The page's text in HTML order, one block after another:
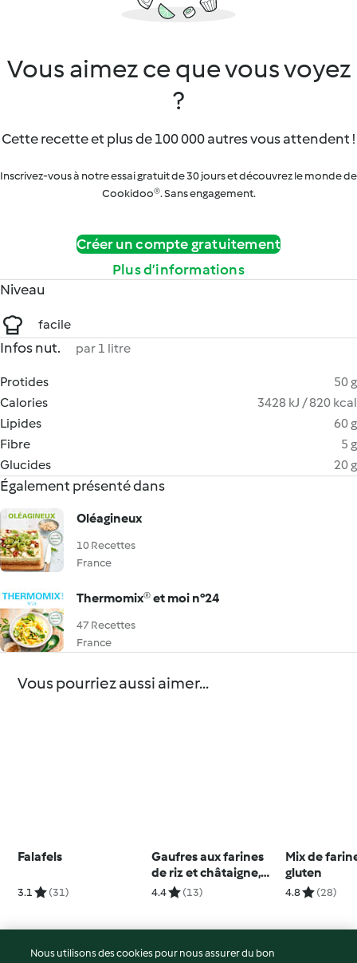
Vous aimez ce que vous voyez
?
Cette recette et plus de 100 000 autres vous attendent !
Inscrivez-vous à notre essai gratuit de 30 jours et découvrez le monde de
Cookidoo®. Sans engagement.
Créer un compte gratuitement
Plus d’informations
Niveau
facile
Infos nut. par 1 litre
Protides
50 g
Calories
3428 kJ / 820 kcal
Lipides
60 g
Fibre
5 g
Glucides
20 g
Également présenté dans
Oléagineux
10 Recettes
France
Thermomix® et moi n°24
47 Recettes
France
Vous pourriez aussi aimer...
Falafels
3.1 (31)
Gaufres aux farines
de riz et châtaigne,
sauce aux
4.4 (13)
Mix de
gluten
4.8 (28)
Nous utilisons des cookies pour nous assurer du bon